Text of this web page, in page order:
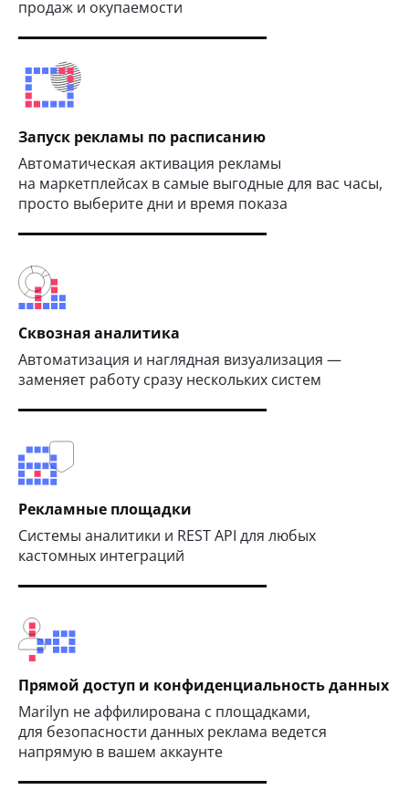
продаж и окупаемости
Запуск рекламы по расписанию
Автоматическая активация рекламы
на маркетплейсах в самые выгодные для вас часы,
просто выберите дни и время показа
Сквозная аналитика
Автоматизация и наглядная визуализация —
заменяет работу сразу нескольких систем
Рекламные площадки
Системы аналитики и REST API для любых
кастомных интеграций
Прямой доступ и конфиденциальность данных
Marilyn не аффилирована с площадками,
для безопасности данных реклама ведется
напрямую в вашем аккаунте